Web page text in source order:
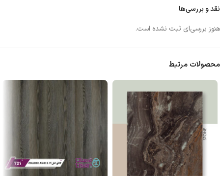
نقد و بررسی‌ها
هنوز بررسی‌ای ثبت نشده است.
محصولات مرتبط